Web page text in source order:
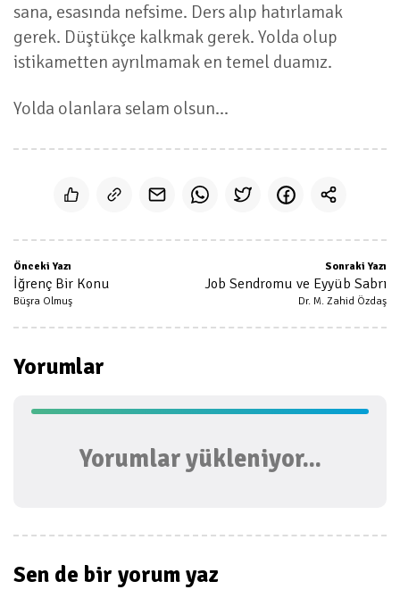
sana, esasında nefsime. Ders alıp hatırlamak
gerek. Düştükçe kalkmak gerek. Yolda olup
istikametten ayrılmamak en temel duamız.
Yolda olanlara selam olsun...
Önceki Yazı
İğrenç Bir Konu
Büşra Olmuş
Sonraki Yazı
Job Sendromu ve Eyyüb Sabrı
Dr. M. Zahid Özdaş
Yorumlar
Yorumlar yükleniyor...
Sen de bir yorum yaz